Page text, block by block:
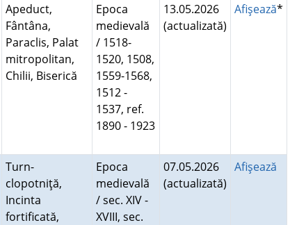
Apeduct,
Fântâna,
Paraclis, Palat
mitropolitan,
Chilii, Biserică
Epoca
medievală
/ 1518-
1520, 1508,
1559-1568,
1512 -
1537, ref.
1890 - 1923
13.05.2026
(actualizată)
Afişează*
Turn-
clopotniţă,
Incinta
fortificată,
Epoca
medievală
/ sec. XIV -
XVIII, sec.
07.05.2026
(actualizată)
Afişează